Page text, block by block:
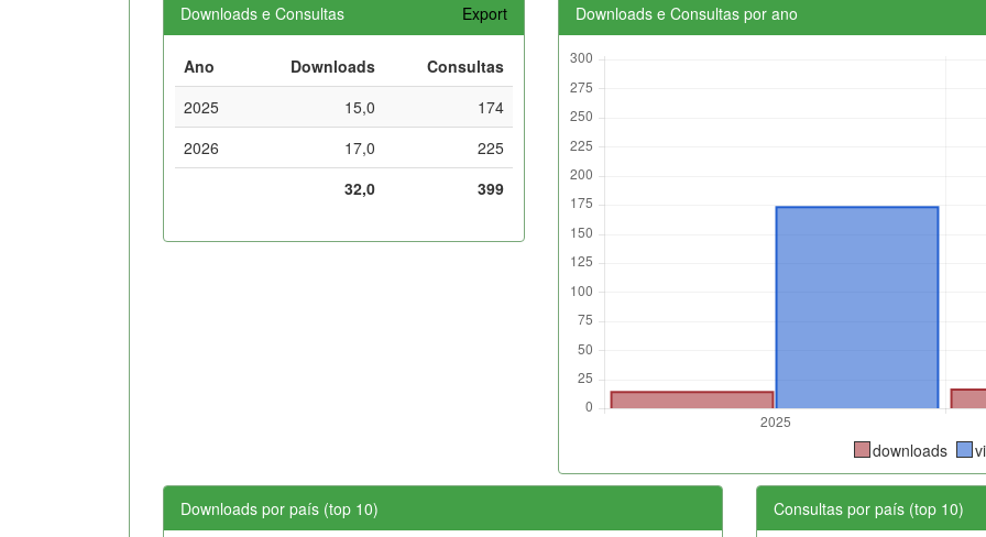
Downloads e Consultas Export
Ano Downloads
Consultas
2025
15,0
174
2026
17,0
225
32,0
399
Downloads e Consultas por ano
downloads
Downloads por país (top 10) Consultas por país (top 10)